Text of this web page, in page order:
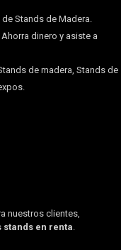
Stands de Madera.
dinero y asiste a
de madera, Stands de
nuestros clientes,
stands en renta.